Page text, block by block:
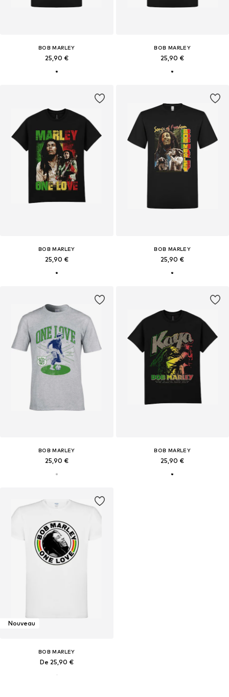
BOB MARLEY
25,90 €
BOB MARLEY
25,90 €
BOB MARLEY
25,90 €
BOB MARLEY
25,90 €
BOB MARLEY
25,90 €
BOB MARLEY
25,90 €
Nouveau
BOB MARLEY
De 25,90 €